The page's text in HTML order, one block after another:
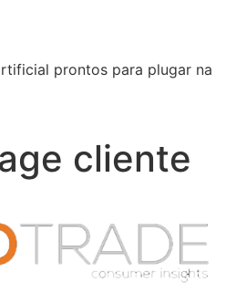
prontos para plugar na
cliente